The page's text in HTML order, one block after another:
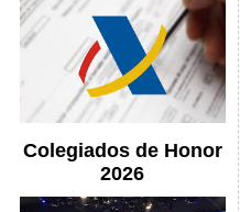
Colegiados de Honor
2026